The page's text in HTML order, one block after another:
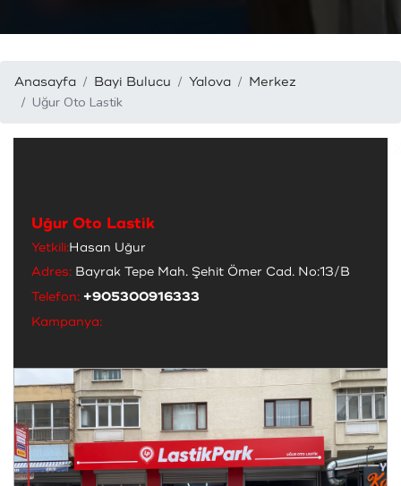
Anasayfa Bayi Bulucu Yalova Merkez
Uğur Oto Lastik
Uğur Oto Lastik
Yetkili:Hasan Uğur
Adres: Bayrak Tepe Mah. Şehit Ömer Cad. No:13/B
Telefon: +905300916333
Kampanya: